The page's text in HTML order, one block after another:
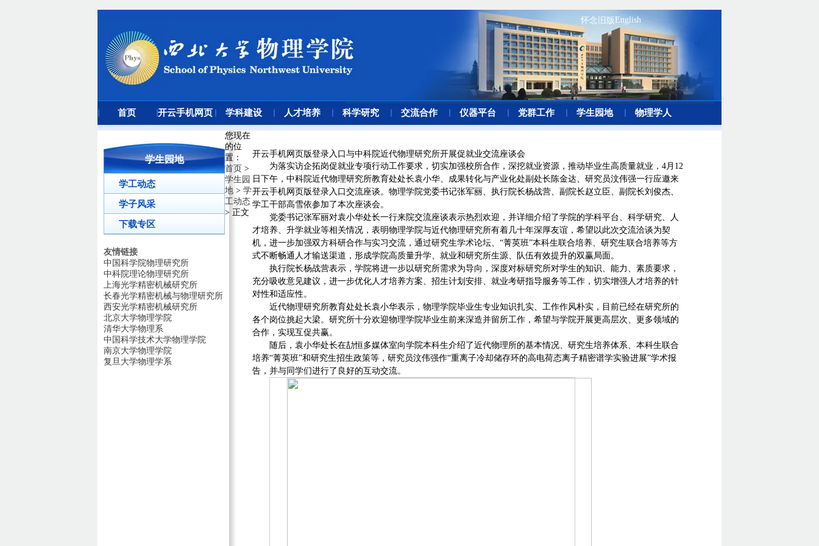
开云手机网页版登录入口与中科院近代物理研究所开展促就业交流座谈会
为落实访企拓岗促就业专项行动工作要求，切实加强校所合作，深挖就业资源，推动毕业生高质量就业，4月12
日下午，中科院近代物理研究所教育处处长袁小华、成果转化与产业化处副处长陈金达、研究员汶伟强一行应邀来
开云手机网页版登录入口交流座谈。物理学院党委书记张军丽、执行院长杨战营、副院长赵立臣、副院长刘俊杰、
学工干部高雪依参加了本次座谈会。
党委书记张军丽对袁小华处长一行来院交流座谈表示热烈欢迎，并详细介绍了学院的学科平台、科学研究、人
才培养、升学就业等相关情况，表明物理学院与近代物理研究所有着几十年深厚友谊，希望以此次交流洽谈为契
机，进一步加强双方科研合作与实习交流，通过研究生学术论坛、“菁英班”本科生联合培养、研究生联合培养等方
式不断畅通人才输送渠道，形成学院高质量升学、就业和研究所生源、队伍有效提升的双赢局面。
执行院长杨战营表示，学院将进一步以研究所需求为导向，深度对标研究所对学生的知识、能力、素质要求，
充分吸收意见建议，进一步优化人才培养方案、招生计划安排、就业考研指导服务等工作，切实增强人才培养的针
对性和适应性。
近代物理研究所教育处处长袁小华表示，物理学院毕业生专业知识扎实、工作作风朴实，目前已经在研究所的
各个岗位挑起大梁。研究所十分欢迎物理学院毕业生前来深造并留所工作，希望与学院开展更高层次、更多领域的
合作，实现互促共赢。
随后，袁小华处长在劼恒多媒体室向学院本科生介绍了近代物理所的基本情况、研究生培养体系、本科生联合
培养“菁英班”和研究生招生政策等，研究员汶伟强作“重离子冷却储存环的高电荷态离子精密谱学实验进展”学术报
告，并与同学们进行了良好的互动交流。
学生园地
学工动态
学子风采
下载专区
友情链接
中国科学院物理研究所
中科院理论物理研究所
上海光学精密机械研究所
长春光学精密机械与物理研究所
西安光学精密机械研究所
北京大学物理学院
清华大学物理系
中国科学技术大学物理学院
南京大学物理学院
复旦大学物理学系
您现在
的位
置 ：
首页 >
学生园
地 > 学
工动态
> 正文
首页 开云手机网页 学科建设 人才培养 科学研究 交流合作 仪器平台 党群工作 学生园地 物理学人
怀念旧版English